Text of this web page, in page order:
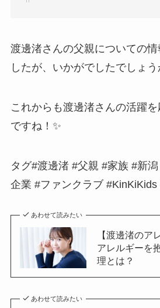
渡邊渚さんの父親についての
したが、いかがでしたでしょう
これからも渡邊渚さんの活躍
ですね！✨
タグ#渡邊渚 #父親 #家族 #新
企業 #ファンクラブ
あわせて読みたい
【渡邊渚のア
アレルギーを
理とは？
あわせて読みたい